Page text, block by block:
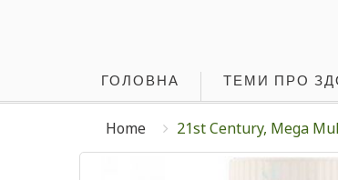
ГОЛОВНА ТЕМИ ПРО
Home 21st Century, Mega